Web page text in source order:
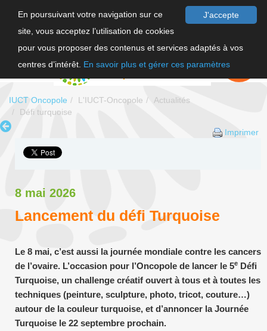
J'accepte
En poursuivant votre navigation sur ce
site, vous acceptez l’utilisation de cookies
pour vous proposer des contenus et services adaptés à vos
centres d’intérêt. En savoir plus et gérer ces paramètres
FAIRE UN
DON
IUCT Oncopole L'IUCT-Oncopole
Actualités
Défi turquoise
Imprimer
8 mai 2026
Lancement du défi Turquoise
Le 8 mai, c’est aussi la journée mondiale contre les cancers
de l’ovaire. L’occasion pour l’Oncopole de lancer le 5e Défi
Turquoise, un challenge créatif ouvert à tous et à toutes les
techniques (peinture, sculpture, photo, tricot, couture…)
autour de la couleur turquoise, et d’annoncer la Journée
Turquoise le 22 septembre prochain.